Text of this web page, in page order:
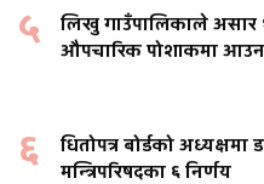
५
लिखु गाउँपालिकाले
औपचारिक पोशाकमा आउन
६
धितोपत्र बोर्डको अध्यक्षमा
मन्त्रिपरिषदका ६ निर्णय